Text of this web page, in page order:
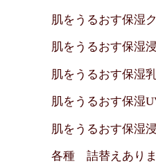
肌をうるおす保
肌をうるおす保
肌をうるおす保
肌をうるおす保
肌をうるおす保湿
各種 詰替えあり